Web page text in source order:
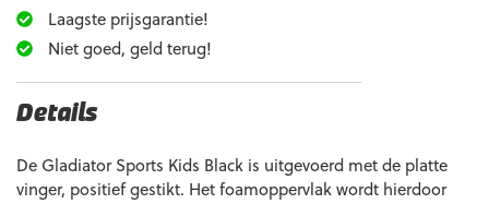
Laagste prijsgarantie!
Niet goed, geld terug!
Details
De Gladiator Sports Kids Black is uitgevoerd met de platte
vinger, positief gestikt. Het foamoppervlak wordt hierdoor